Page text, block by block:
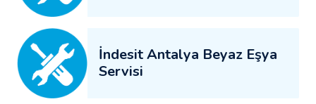
İndesit Antalya Beyaz Eşya
Servisi